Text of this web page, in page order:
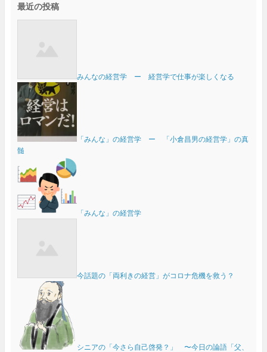
最近の投稿
みんなの経営学 ー 経営学で仕事が楽しくなる
「みんな」の経営学 ー 「小倉昌男の経営学」の真
髄
「みんな」の経営学
今話題の「両利きの経営」がコロナ危機を救う？
シニアの「今さら自己啓発？」 〜今日の論語「父、